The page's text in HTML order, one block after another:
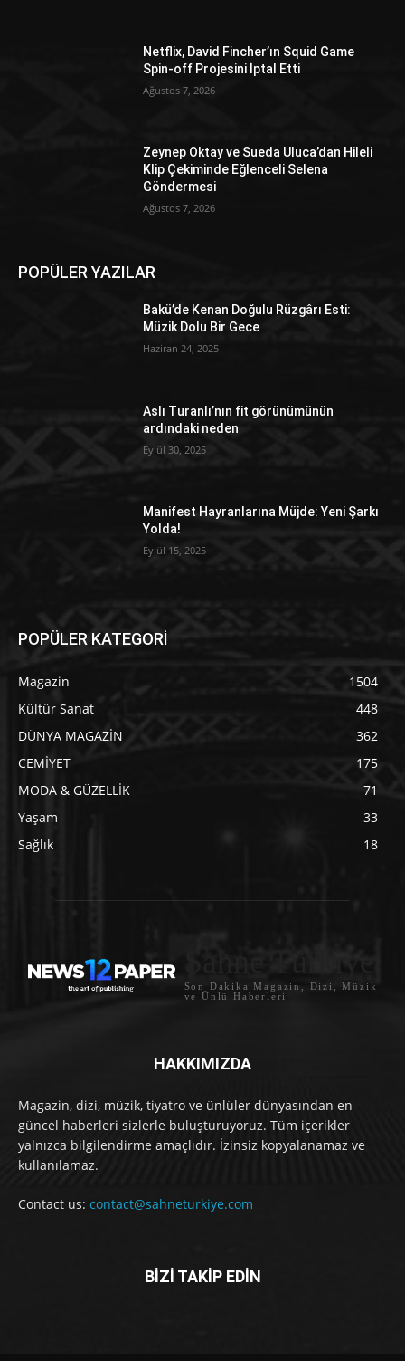
Netflix, David Fincher’ın Squid Game
Spin-off Projesini İptal Etti
Ağustos 7, 2026
Zeynep Oktay ve Sueda Uluca’dan Hileli
Klip Çekiminde Eğlenceli Selena
Göndermesi
Ağustos 7, 2026
POPÜLER YAZILAR
Bakü’de Kenan Doğulu Rüzgârı Esti:
Müzik Dolu Bir Gece
Haziran 24, 2025
Aslı Turanlı’nın fit görünümünün
ardındaki neden
Eylül 30, 2025
Manifest Hayranlarına Müjde: Yeni Şarkı
Yolda!
Eylül 15, 2025
POPÜLER KATEGORİ
Magazin
1504
Kültür Sanat
448
DÜNYA MAGAZİN
362
CEMİYET
175
MODA & GÜZELLİK
71
Yaşam
33
Sağlık
18
Sahne Türkiye
Son Dakika Magazin, Dizi, Müzik
ve Ünlü Haberleri
HAKKIMIZDA
Magazin, dizi, müzik, tiyatro ve ünlüler dünyasından en
güncel haberleri sizlerle buluşturuyoruz. Tüm içerikler
yalnızca bilgilendirme amaçlıdır. İzinsiz kopyalanamaz ve
kullanılamaz.
Contact us: contact@sahneturkiye.com
BİZİ TAKİP EDİN